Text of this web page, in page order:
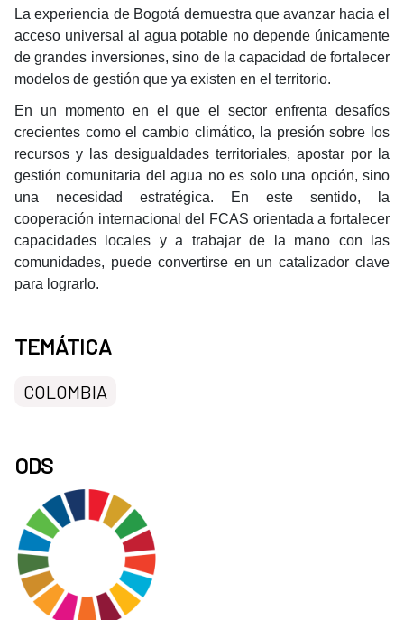
La experiencia de Bogotá demuestra que avanzar hacia el
acceso universal al agua potable no depende únicamente
de grandes inversiones, sino de la capacidad de fortalecer
modelos de gestión que ya existen en el territorio.
En un momento en el que el sector enfrenta desafíos
crecientes como el cambio climático, la presión sobre los
recursos y las desigualdades territoriales, apostar por la
gestión comunitaria del agua no es solo una opción, sino
una necesidad estratégica. En este sentido, la
cooperación internacional del FCAS orientada a fortalecer
capacidades locales y a trabajar de la mano con las
comunidades, puede convertirse en un catalizador clave
para lograrlo.
TEMÁTICA
COLOMBIA
ODS